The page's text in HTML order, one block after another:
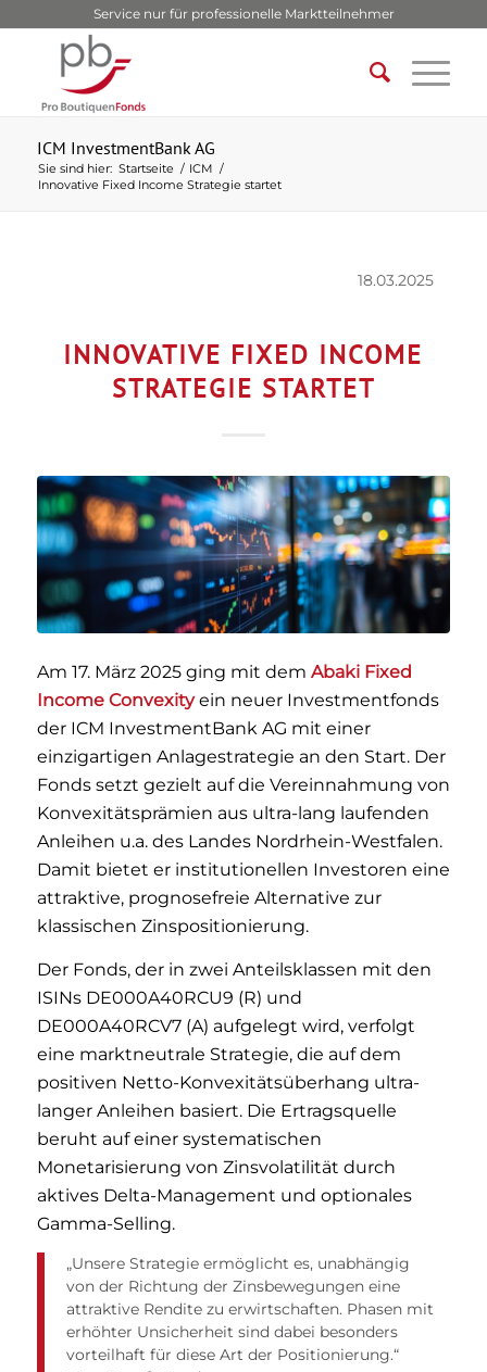
Service nur für professionelle Marktteilnehmer
ICM InvestmentBank AG
Sie sind hier: Startseite / ICM /
Innovative Fixed Income Strategie startet
18.03.2025
INNOVATIVE FIXED INCOME
STRATEGIE STARTET
Am 17. März 2025 ging mit dem Abaki Fixed
Income Convexityein neuer Investmentfonds
der ICM InvestmentBank AG mit einer
einzigartigen Anlagestrategie an den Start. Der
Fonds setzt gezielt auf die Vereinnahmung von
Konvexitätsprämien aus ultra-lang laufenden
Anleihen u.a. des Landes Nordrhein-Westfalen.
Damit bietet er institutionellen Investoren eine
attraktive, prognosefreie Alternative zur
klassischen Zinspositionierung.
Der Fonds, der in zwei Anteilsklassen mit den
ISINs DE000A40RCU9 (R) und
DE000A40RCV7 (A) aufgelegt wird, verfolgt
eine marktneutrale Strategie, die auf dem
positiven Netto-Konvexitätsüberhang ultra-
langer Anleihen basiert. Die Ertragsquelle
beruht auf einer systematischen
Monetarisierung von Zinsvolatilität durch
aktives Delta-Management und optionales
Gamma-Selling.
„Unsere Strategie ermöglicht es, unabhängig
von der Richtung der Zinsbewegungen eine
attraktive Rendite zu erwirtschaften. Phasen mit
erhöhter Unsicherheit sind dabei besonders
vorteilhaft für diese Art der Positionierung.“